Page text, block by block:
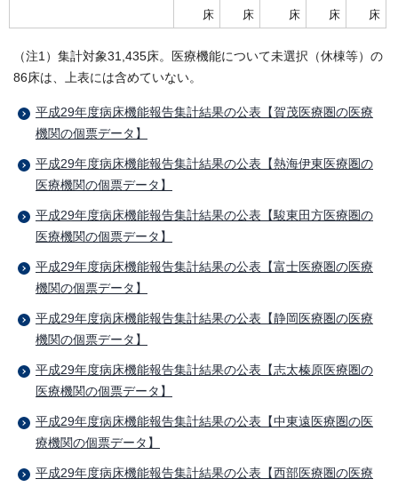
床
床
床
床
床
（注1）集計対象31,435床。医療機能について未選択（休棟等）の
86床は、上表には含めていない。
平成29年度病床機能報告集計結果の公表【賀茂医療圏の医療
機関の個票データ】
平成29年度病床機能報告集計結果の公表【熱海伊東医療圏の
医療機関の個票データ】
平成29年度病床機能報告集計結果の公表【駿東田方医療圏の
医療機関の個票データ】
平成29年度病床機能報告集計結果の公表【富士医療圏の医療
機関の個票データ】
平成29年度病床機能報告集計結果の公表【静岡医療圏の医療
機関の個票データ】
平成29年度病床機能報告集計結果の公表【志太榛原医療圏の
医療機関の個票データ】
平成29年度病床機能報告集計結果の公表【中東遠医療圏の医
療機関の個票データ】
平成29年度病床機能報告集計結果の公表【西部医療圏の医療